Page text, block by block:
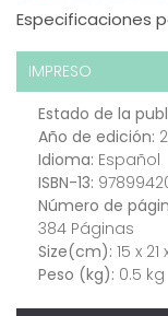
Especificaciones
IMPRESO
Estado de la
Año de edición:
Idioma: Español
ISBN-13:
Número de
384 Páginas
Size(cm): 15 x 21
Peso (kg): 0.5 kg